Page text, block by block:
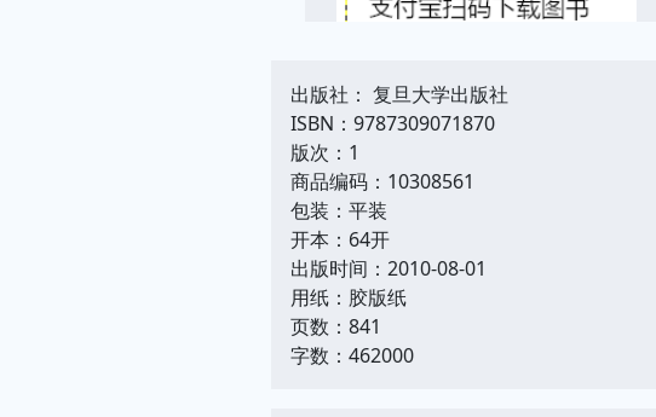
出版社： 复旦大学出版社
ISBN：9787309071870
版次：1
商品编码：10308561
包装：平装
开本：64开
出版时间：2010-08-01
用纸：胶版纸
页数：841
字数：462000